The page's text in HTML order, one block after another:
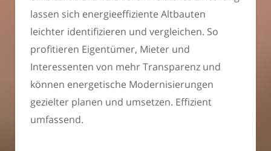
lassen sich energieeffiziente Altbauten
leichter identifizieren und vergleichen. So
profitieren Eigentümer, Mieter und
Interessenten von mehr Transparenz und
können energetische Modernisierungen
gezielter planen und umsetzen. Effizient
umfassend.